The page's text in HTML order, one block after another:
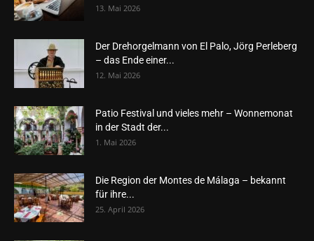
13. Mai 2026
Der Drehorgelmann von El Palo, Jörg Perleberg
– das Ende einer...
12. Mai 2026
Patio Festival und vieles mehr – Wonnemonat
in der Stadt der...
1. Mai 2026
Die Region der Montes de Málaga – bekannt
für ihre...
25. April 2026